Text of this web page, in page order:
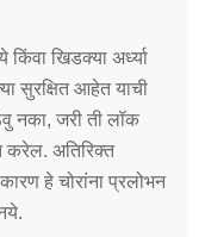
किंवा खिडक्या अर्ध्या
सुरक्षित आहेत याची
नका, जरी ती लॉक
करेल. अतिरिक्त
हे चोरांना प्रलोभन